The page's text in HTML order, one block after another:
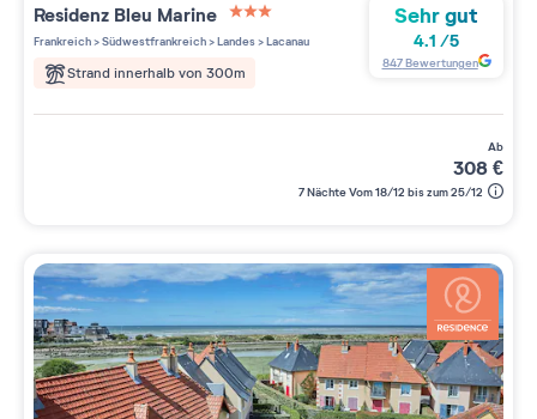
Residenz Bleu Marine
3 étoiles sur 5
Frankreich>Südwestfrankreich>Landes>Lacanau
Strand innerhalb von 300m
Sehr gut
4.1 /5
847Bewertungen
ab
308€
7 Nächte Vom 18/12 bis zum 25/12